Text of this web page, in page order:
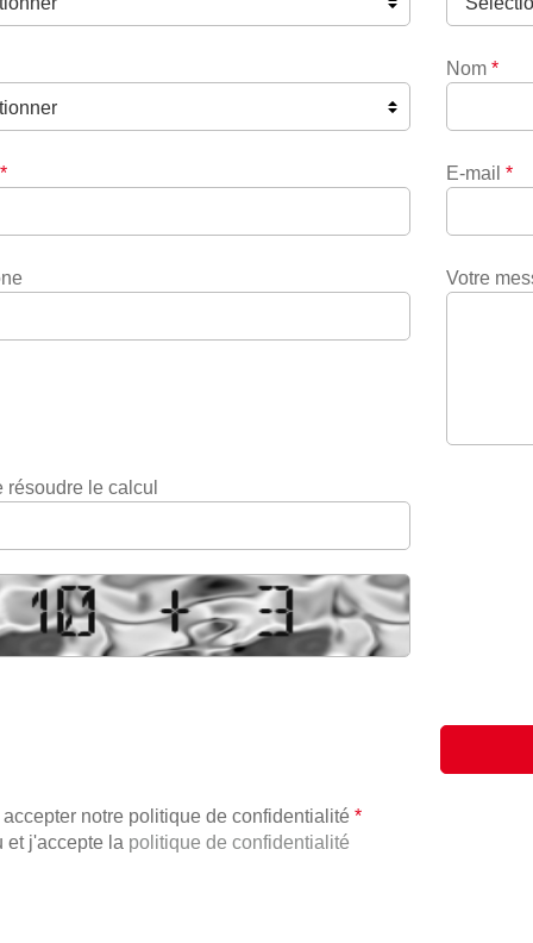
Nom *
* E-mail *
Votre
résoudre le calcul
notre politique de confidentialité *
et j'accepte la politique de confidentialité